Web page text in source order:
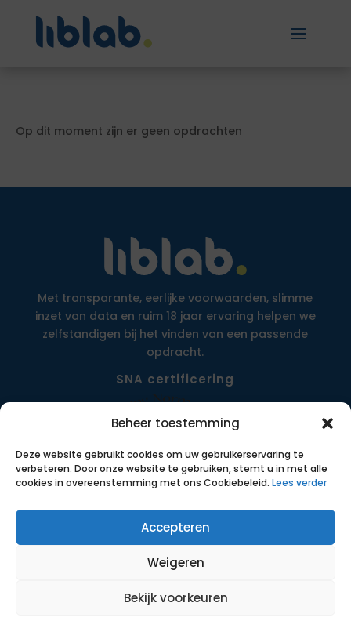
Beheer toestemming
Deze website gebruikt cookies om uw gebruikerservaring te
verbeteren. Door onze website te gebruiken, stemt u in met alle
cookies in overeenstemming met ons Cookiebeleid. Lees verder
Accepteren
Weigeren
Bekijk voorkeuren
Op dit moment zijn er geen opdrachten
Met transparante, eerlijke voorwaarden, slimme
inzet van data en ruim 18 jaar ervaring helpen we
zelfstandigen bij het vinden van een passende
opdracht.
SNA certificering
Opdrachten
Werkwijze